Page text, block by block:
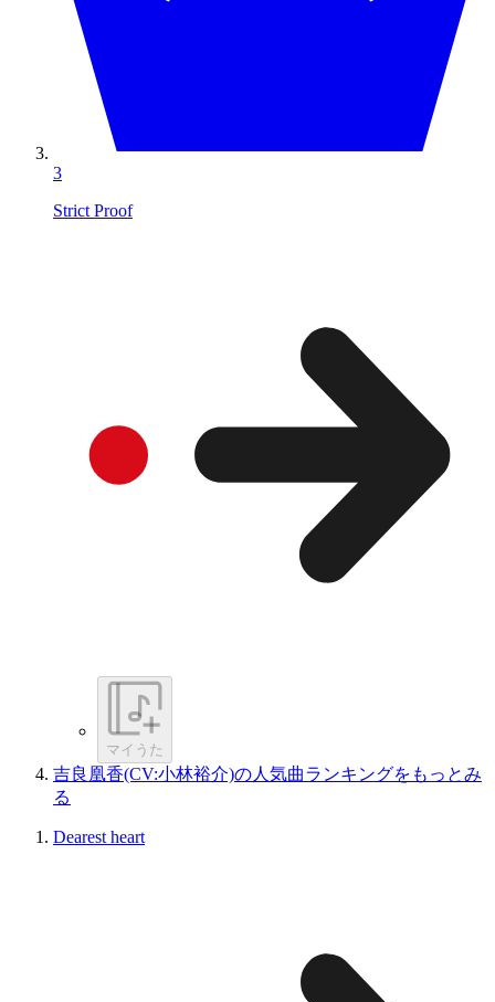
3
Strict Proof
マイうた
吉良凰香(CV:小林裕介)の人気曲ランキングをもっとみ
る
Dearest heart